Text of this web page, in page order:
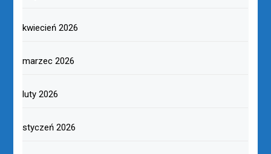
kwiecień 2026
marzec 2026
luty 2026
styczeń 2026